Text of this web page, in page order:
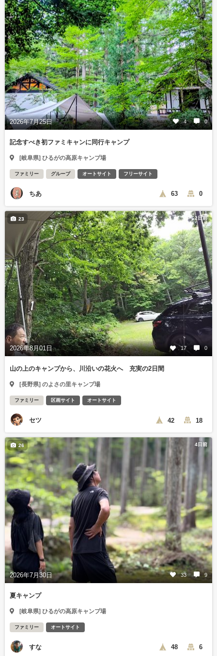
2026年7月25日 4 0
記念すべき初ファミキャンに同行キャンプ
[岐阜県] ひるがの高原キャンプ場
ファミリー グループ オートサイト フリーサイト
ちあ 63 0
2日前
2026年8月01日 17 0
23
山の上のキャンプから、川沿いの花火へ 充実の2日間
[長野県] のよさの里キャンプ場
ファミリー 区画サイト オートサイト
セツ 42 18
4日前
2026年7月30日 33 9
26
夏キャンプ
[岐阜県] ひるがの高原キャンプ場
ファミリー オートサイト
すな 48 6